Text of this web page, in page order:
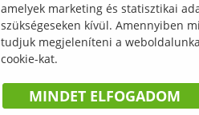
amelyek marketing és statisztikai
szükségeseken kívül. Amennyiben
tudjuk megjeleníteni a
cookie-kat.
MINDET ELFOGADOM